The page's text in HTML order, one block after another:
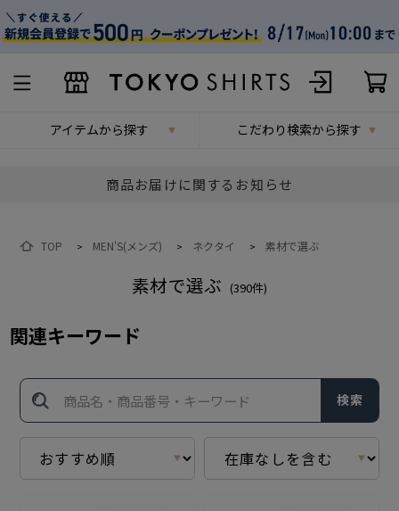
アイテムから探す こだわり検索から探す
商品お届けに関するお知らせ
TOP > MEN'S(メンズ) > ネクタイ > 素材で選ぶ
素材で選ぶ (390件)
関連キーワード
検索